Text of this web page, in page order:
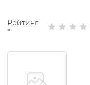
Рейтинг
*